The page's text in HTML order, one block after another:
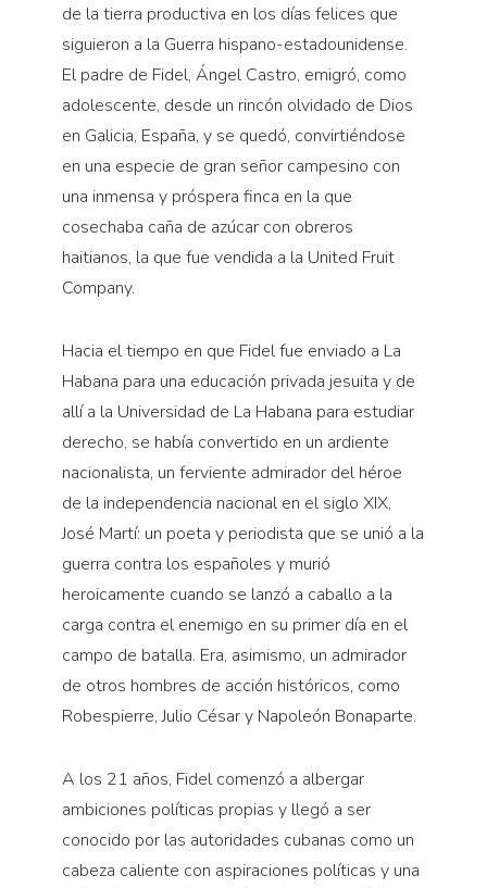
de la tierra productiva en los días felices que
siguieron a la Guerra hispano-estadounidense.
El padre de Fidel, Ángel Castro, emigró, como
adolescente, desde un rincón olvidado de Dios
en Galicia, España, y se quedó, convirtiéndose
en una especie de gran señor campesino con
una inmensa y próspera finca en la que
cosechaba caña de azúcar con obreros
haitianos, la que fue vendida a la United Fruit
Company.
Hacia el tiempo en que Fidel fue enviado a La
Habana para una educación privada jesuita y de
allí a la Universidad de La Habana para estudiar
derecho, se había convertido en un ardiente
nacionalista, un ferviente admirador del héroe
de la independencia nacional en el siglo XIX,
José Martí: un poeta y periodista que se unió a la
guerra contra los españoles y murió
heroicamente cuando se lanzó a caballo a la
carga contra el enemigo en su primer día en el
campo de batalla. Era, asimismo, un admirador
de otros hombres de acción históricos, como
Robespierre, Julio César y Napoleón Bonaparte.
A los 21 años, Fidel comenzó a albergar
ambiciones políticas propias y llegó a ser
conocido por las autoridades cubanas como un
cabeza caliente con aspiraciones políticas y una